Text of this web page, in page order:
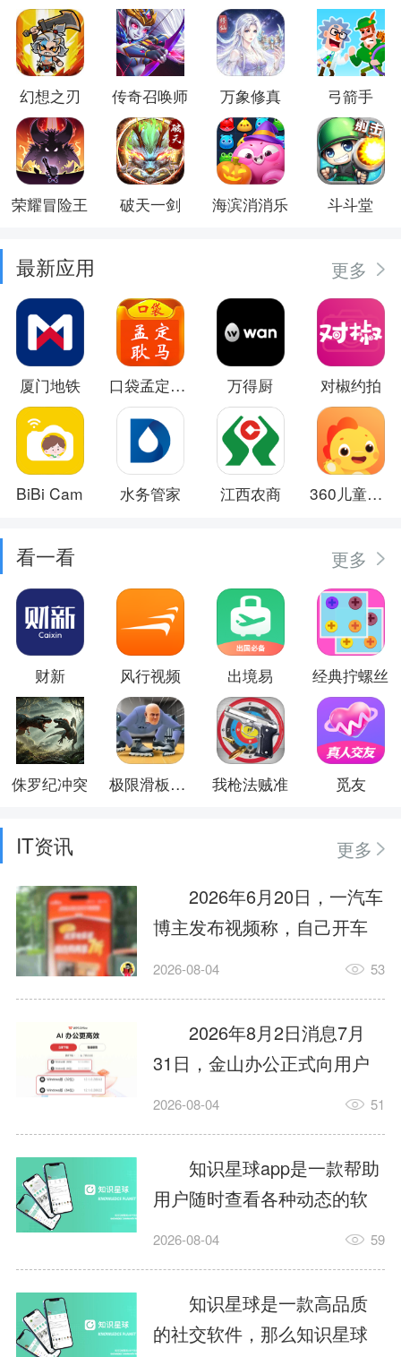
幻想之刃 传奇召唤师 万象修真 弓箭手
荣耀冒险王 破天一剑 海滨消消乐 斗斗堂
最新应用 更多
厦门地铁 口袋孟定耿马 万得厨 对椒约拍
BiBi Cam 水务管家 江西农商 360儿童卫士
看一看 更多
财新 风行视频 出境易 经典拧螺丝
侏罗纪冲突 极限滑板少年 我枪法贼准 觅友
IT资讯
更多
2026年6月20日，一汽车
博主发布视频称，自己开车
摇广告，页面瞬间跳转到电
商平台，导航界面直接消
失。评论区瞬间被车主们刷
屏，在高速匝道口被弹窗逼
得急刹车，有人刚打开地图
找车位就被跳转广告页面......
这样太危险了啊！安全永远
是第一。导航是驾驶刚需，...
2026-08-04 53
2026年8月2日消息7月
31日，金山办公正式向用户
推送了WPSOffice全新版本，
国内市场占有率领先的办公
软件，WPS此次更新不仅对
存储管理、PDF、表格等基
础组件进行了大幅调优，还
进一步深化了AI应用在日常
办公场景中的融合。业内人
士指出，此次更新直击多项
2026-08-04 51
知识星球app是一款帮助
用户随时查看各种动态的软
件，那么知识星球怎么提
下面就让小编给大家解答下
吧!知识星球怎么提问？1、进
入星球：打开知识星球App，
2026-08-04 59
知识星球是一款高品质
的社交软件，那么知识星球